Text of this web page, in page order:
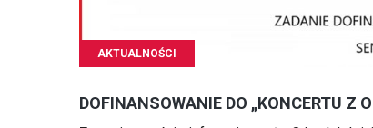
AKTUALNOŚCI
DOFINANSOWANIE DO „KONCERTU Z